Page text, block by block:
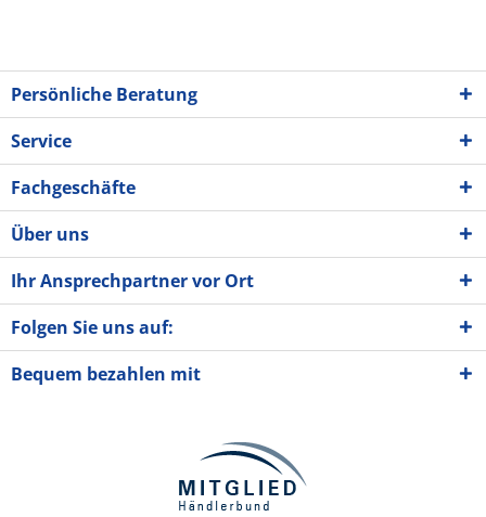
Persönliche Beratung
Service
Fachgeschäfte
Über uns
Ihr Ansprechpartner vor Ort
Folgen Sie uns auf:
Bequem bezahlen mit